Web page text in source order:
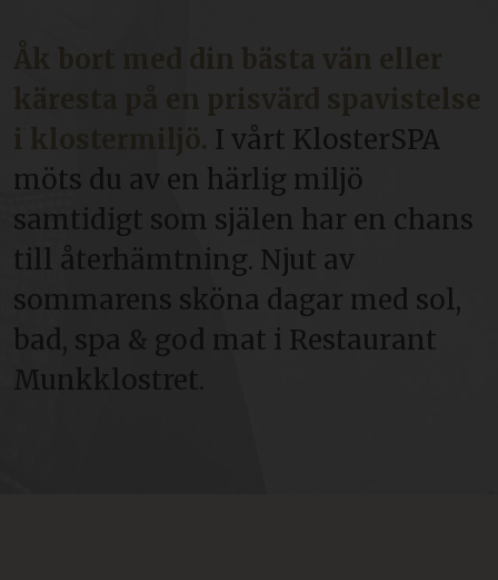
Åk bort med din bästa vän eller
I vårt KlosterSPA
möts du av en härlig miljö
samtidigt som själen har en chans
till återhämtning. Njut av
sommarens sköna dagar med sol,
bad, spa & god mat i Restaurant
Munkklostret.